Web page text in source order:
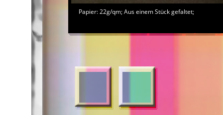
Papier: 22g/qm; Aus einem Stück gefaltet;